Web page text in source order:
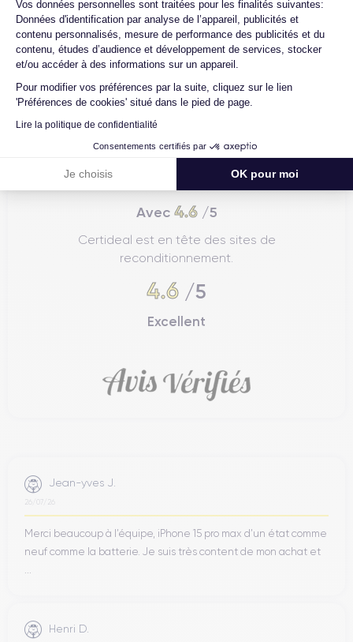
Vos données personnelles sont traitées pour les finalités suivantes:
Données d'identification par analyse de l’appareil, publicités et
contenu personnalisés, mesure de performance des publicités et du
contenu, études d’audience et développement de services, stocker
et/ou accéder à des informations sur un appareil.
Pour modifier vos préférences par la suite, cliquez sur le lien
'Préférences de cookies' situé dans le pied de page.
Lire la politique de confidentialité
Consentements certifiés par
Je choisis OK pour moi
Avec 4.6/5
Certideal est en tête des sites de
reconditionnement.
4.6 /5
Excellent
Jean-yves J.
26/07/26
Merci beaucoup à l’équipe, iPhone 15 pro max d’un état comme
neuf comme la batterie. Je suis très content de mon achat et
Henri D.